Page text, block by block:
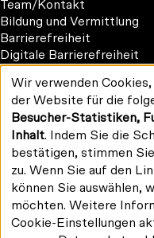
Footer
1
Team/Kontakt
Bildung und Vermittlung
Barrierefreiheit
Digitale Barrierefreiheit
Vermietung
Newsletter
#kinemathek
Follow
us
on:
F
a
c
b
Y
o
u
T
I
n
s
Gefördert von:
Drucken/PDF
Verwendung
personenbezogener
Daten
und
Cookies
Wir verwenden
der Website für die
Besucher-Statistiken,
Inhalt. Indem Sie die
bestätigen, stimmen
zu. Wenn Sie auf den
können Sie auswählen,
möchten. Weitere
Cookie-Einstellungen